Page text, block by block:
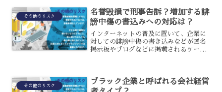
ライドシェアがダメな理由...
その他のリスク
名誉毀損で刑事告訴？増加する誹
謗中傷の書込みへの対応は？
インターネットの普及に置いて、企業に
対しての誹謗中傷の書き込みなどが匿名
掲示板やブログなどに掲載されるケース
の自由という権利意識、価...
その他のリスク
ブラック企業と呼ばれる会社経営